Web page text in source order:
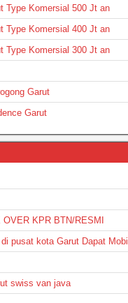
Type Komersial 500 Jt an
Type Komersial 400 Jt an
Type Komersial 300 Jt an
Garut
Garut
KPR BTN/RESMI
pusat kota Garut Dapat Mobil
swiss van java